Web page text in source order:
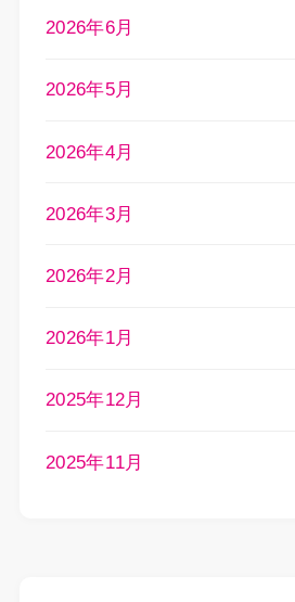
2026年6月
2026年5月
2026年4月
2026年3月
2026年2月
2026年1月
2025年12月
2025年11月